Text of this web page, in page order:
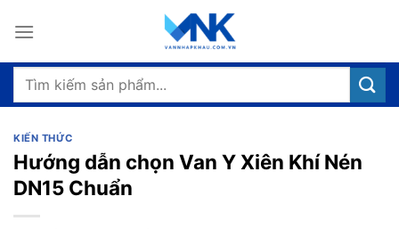
qua
dung
Tìm
KIẾN THỨC
Hướng dẫn chọn Van Y Xiên Khí Nén
DN15 Chuẩn